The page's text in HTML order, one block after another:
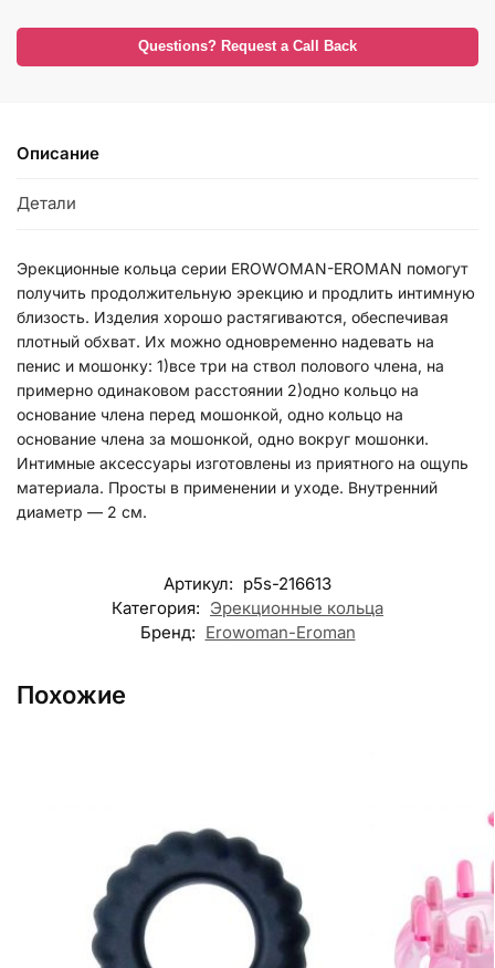
Questions? Request a Call Back
Описание
Детали
Эрекционные кольца серии EROWOMAN-EROMAN помогут
получить продолжительную эрекцию и продлить интимную
близость. Изделия хорошо растягиваются, обеспечивая
плотный обхват. Их можно одновременно надевать на
пенис и мошонку: 1)все три на ствол полового члена, на
примерно одинаковом расстоянии 2)одно кольцо на
основание члена перед мошонкой, одно кольцо на
основание члена за мошонкой, одно вокруг мошонки.
Интимные аксессуары изготовлены из приятного на ощупь
материала. Просты в применении и уходе. Внутренний
диаметр — 2 см.
Артикул: p5s-216613
Категория: Эрекционные кольца
Бренд: Erowoman-Eroman
Похожие